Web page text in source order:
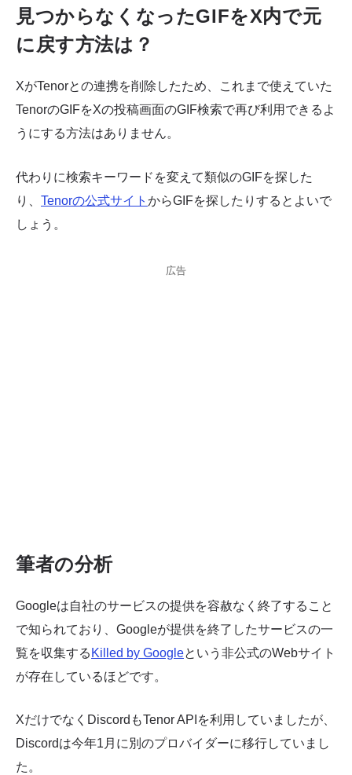
見つからなくなったGIFをX内で元
に戻す方法は？
XがTenorとの連携を削除したため、これまで使えていた
TenorのGIFをXの投稿画面のGIF検索で再び利用できるよ
うにする方法はありません。
代わりに検索キーワードを変えて類似のGIFを探した
り、 Tenorの公式サイト からGIFを探したりするとよいで
しょう。
広告
筆者の分析
Googleは自社のサービスの提供を容赦なく終了すること
で知られており、Googleが提供を終了したサービスの一
覧を収集する Killed by Googleという非公式のWebサイト
が存在しているほどです。
XだけでなくDiscordもTenor APIを利用していましたが、
Discordは今年1月に別のプロバイダーに移行していまし
た。